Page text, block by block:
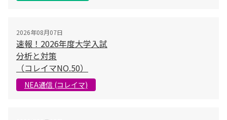
2026年08月07日
速報！2026年度大学入試
分析と対策
（コレイマNO.50）
NEA通信 (コレイマ)